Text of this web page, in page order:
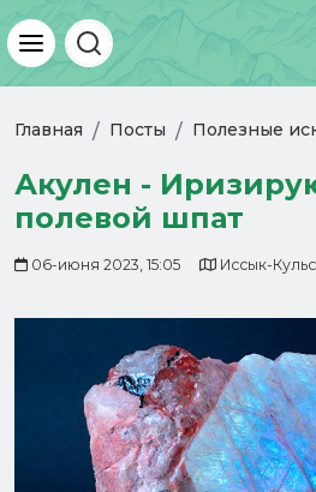
Главная Посты Полезные
Акулен -
полевой шпат
06-июня 2023, 15:05 Иссык-